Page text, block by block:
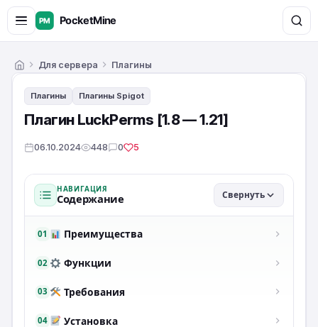
ГлавнаяДля сервера Плагины
Плагины Плагины Spigot
Плагин LuckPerms [1.8 — 1.21]
06.10.2024 448 0 5
НАВИГАЦИЯ
Содержание Свернуть
01 Преимущества
02 Функции
03 Требования
04 Установка